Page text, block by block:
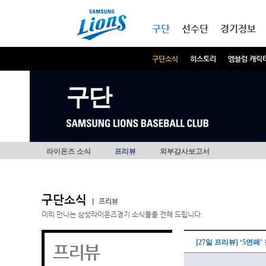
구단
구단소식 히스토리 엠블럼 캐릭
선수단 경기정보
구단
라이온즈 소식 프리뷰 외부감사보고서
구단소식
프리뷰
미리 만나는 삼성라이온즈경기 소식들을 전해 드립니다.
프리뷰 [27일 프리뷰] ‘5연패